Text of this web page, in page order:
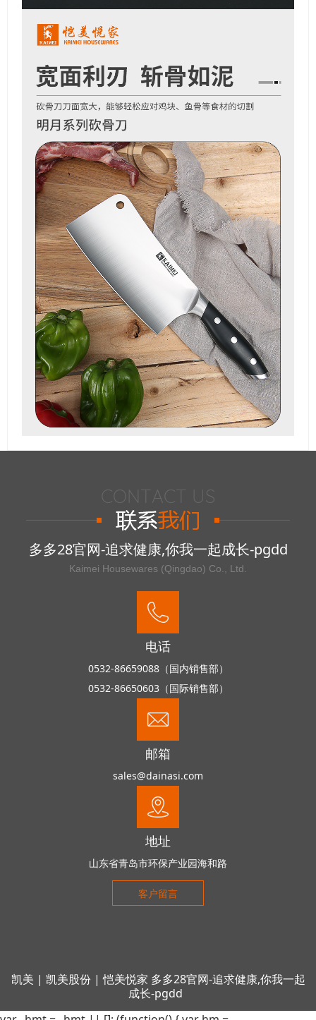
多多28官网-追求健康,你我一起成长-pgdd
Kaimei Housewares (Qingdao) Co., Ltd.
电话
0532-86659088（国内销售部）
0532-86650603（国际销售部）
邮箱
sales@dainasi.com
地址
山东省青岛市环保产业园海和路
客户留言
凯美 | 凯美股份|恺美悦家 多多28官网-追求健康,你我一起
成长-pgdd